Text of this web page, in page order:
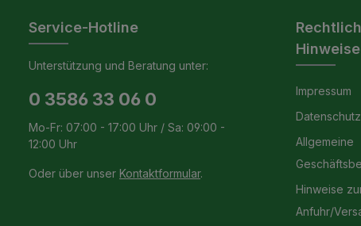
Service-Hotline
Unterstützung und Beratung unter:
0 3586 33 06 0
Mo-Fr: 07:00 - 17:00 Uhr / Sa: 09:00 -
12:00 Uhr
Oder über unser Kontaktformular.
Hinweise
Impressum
Datenschutz
Allgemeine
Hinweise
Anfuhr/